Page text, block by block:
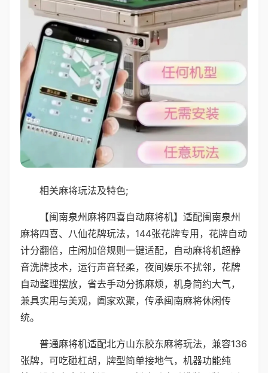
相关麻将玩法及特色;
【闽南泉州麻将四喜自动麻将机】适配闽南泉州
麻将四喜、八仙花牌玩法，144张花牌专用，花牌自动
计分翻倍，庄闲加倍规则一键适配，自动麻将机超静
音洗牌技术，运行声音轻柔，夜间娱乐不扰邻，花牌
自动整理摆放，省去手动分拣麻烦，机身简约大气，
兼具实用与美观，阖家欢聚，传承闽南麻将休闲传
统。
普通麻将机适配北方山东胶东麻将玩法，兼容136
张牌，可吃碰杠胡，牌型简单接地气，机器功能纯